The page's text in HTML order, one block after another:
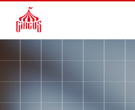
HOME
事業内容